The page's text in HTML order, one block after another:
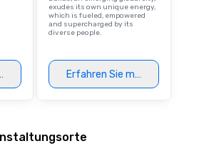
exudes its own unique energy,
which is fueled, empowered
and supercharged by its
diverse people.
Erfahren Sie mehr